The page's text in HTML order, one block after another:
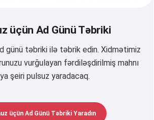
üçün Ad Günü Təbriki
günü təbriki ilə təbrik edin. Xidmətimiz
vurğulayan fərdiləşdirilmiş mahnı
şeiri pulsuz yaradacaq.
üçün Ad Günü Təbriki Yaradın